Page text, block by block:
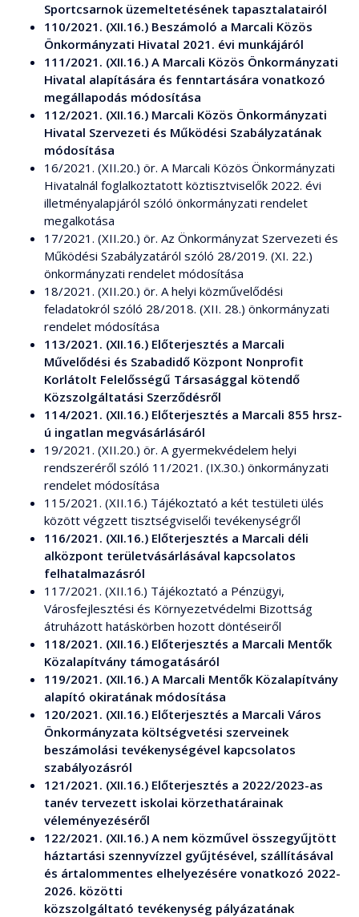
Sportcsarnok üzemeltetésének tapasztalatairól
110/2021. (XII.16.) Beszámoló a Marcali Közös
Önkormányzati Hivatal 2021. évi munkájáról
111/2021. (XII.16.) A Marcali Közös Önkormányzati
Hivatal alapítására és fenntartására vonatkozó
megállapodás módosítása
112/2021. (XII.16.) Marcali Közös Önkormányzati
Hivatal Szervezeti és Működési Szabályzatának
módosítása
16/2021. (XII.20.) ör. A Marcali Közös Önkormányzati
Hivatalnál foglalkoztatott köztisztviselők 2022. évi
illetményalapjáról szóló önkormányzati rendelet
megalkotása
17/2021. (XII.20.) ör. Az Önkormányzat Szervezeti és
Működési Szabályzatáról szóló 28/2019. (XI. 22.)
önkormányzati rendelet módosítása
18/2021. (XII.20.) ör. A helyi közművelődési
feladatokról szóló 28/2018. (XII. 28.) önkormányzati
rendelet módosítása
113/2021. (XII.16.) Előterjesztés a Marcali
Művelődési és Szabadidő Központ Nonprofit
Korlátolt Felelősségű Társasággal kötendő
Közszolgáltatási Szerződésről
114/2021. (XII.16.) Előterjesztés a Marcali 855 hrsz-
ú ingatlan megvásárlásáról
19/2021. (XII.20.) ör. A gyermekvédelem helyi
rendszeréről szóló 11/2021. (IX.30.) önkormányzati
rendelet módosítása
115/2021. (XII.16.) Tájékoztató a két testületi ülés
között végzett tisztségviselői tevékenységről
116/2021. (XII.16.) Előterjesztés a Marcali déli
alközpont területvásárlásával kapcsolatos
felhatalmazásról
117/2021. (XII.16.) Tájékoztató a Pénzügyi,
Városfejlesztési és Környezetvédelmi Bizottság
átruházott hatáskörben hozott döntéseiről
118/2021. (XII.16.) Előterjesztés a Marcali Mentők
Közalapítvány támogatásáról
119/2021. (XII.16.) A Marcali Mentők Közalapítvány
alapító okiratának módosítása
120/2021. (XII.16.) Előterjesztés a Marcali Város
Önkormányzata költségvetési szerveinek
beszámolási tevékenységével kapcsolatos
szabályozásról
121/2021. (XII.16.) Előterjesztés a 2022/2023-as
tanév tervezett iskolai körzethatárainak
véleményezéséről
122/2021. (XII.16.) A nem közművel összegyűjtött
háztartási szennyvízzel gyűjtésével, szállításával
és ártalommentes elhelyezésére vonatkozó 2022-
2026. közötti
közszolgáltató tevékenység pályázatának